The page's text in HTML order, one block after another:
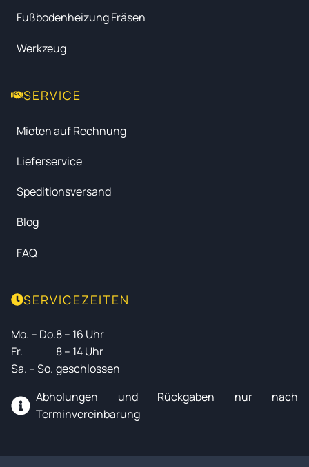
Fußbodenheizung Fräsen
Werkzeug
SERVICE
Mieten auf Rechnung
Lieferservice
Speditionsversand
Blog
FAQ
SERVICEZEITEN
Mo. – Do.
Fr.
Sa. – So.
8 – 16 Uhr
8 – 14 Uhr
geschlossen
Abholungen und Rückgaben nur nach
Terminvereinbarung